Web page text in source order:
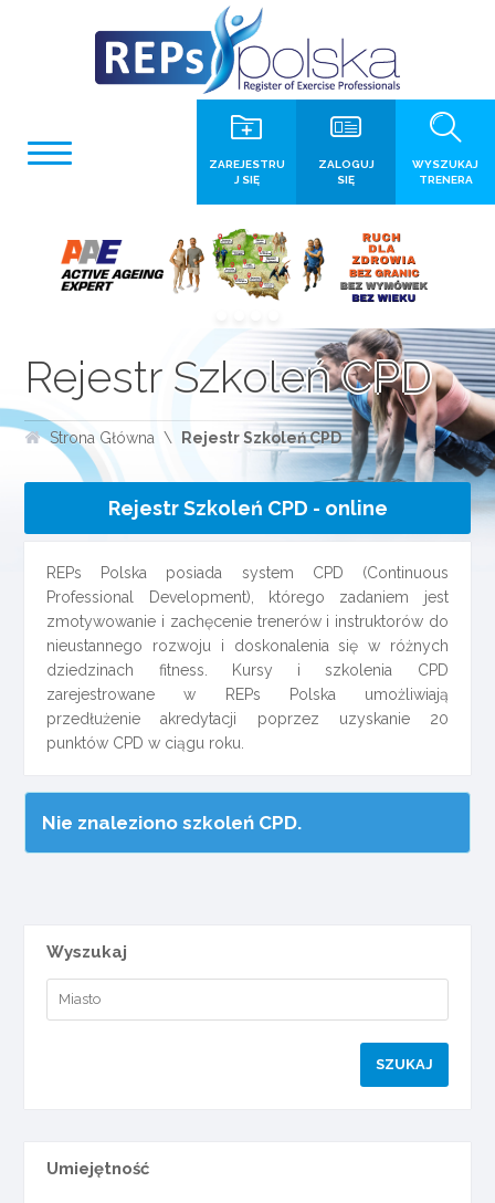
WYSZUKAJ
TRENERA
ZALOGUJ
SIĘ
ZAREJESTRU
J SIĘ
Rejestr Szkoleń CPD
Strona Główna Rejestr Szkoleń CPD
Rejestr Szkoleń CPD - online
REPs Polska posiada system CPD (Continuous
Professional Development), którego zadaniem jest
zmotywowanie i zachęcenie trenerów i instruktorów do
nieustannego rozwoju i doskonalenia się w różnych
dziedzinach fitness. Kursy i szkolenia CPD
zarejestrowane w REPs Polska umożliwiają
przedłużenie akredytacji poprzez uzyskanie 20
punktów CPD w ciągu roku.
Nie znaleziono szkoleń CPD.
Wyszukaj
Umiejętność